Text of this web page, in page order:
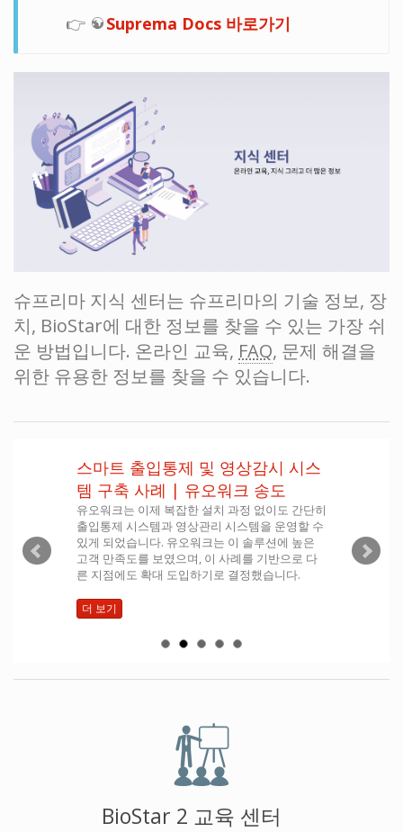
👉 Suprema Docs 바로가기
슈프리마 지식 센터는 슈프리마의 기술 정보, 장
치, BioStar에 대한 정보를 찾을 수 있는 가장 쉬
운 방법입니다. 온라인 교육, FAQ, 문제 해결을
위한 유용한 정보를 찾을 수 있습니다.
스마트 출입통제 및 영상감시 시스
템 구축 사례 | 유오워크 송도
유오워크는 이제 복잡한 설치 과정 없이도 간단히
출입통제 시스템과 영상관리 시스템을 운영할 수
있게 되었습니다. 유오워크는 이 솔루션에 높은
고객 만족도를 보였으며, 이 사례를 기반으로 다
른 지점에도 확대 도입하기로 결정했습니다.
더 보기
BioStar 2 교육 센터